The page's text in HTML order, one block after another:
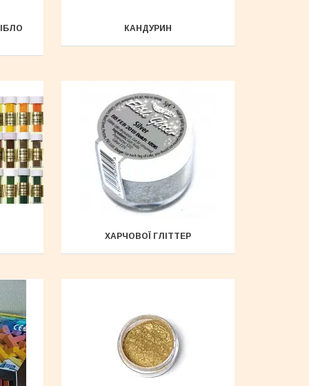
КАНДУРИН
ХАРЧОВОЇ ГЛІТТЕР